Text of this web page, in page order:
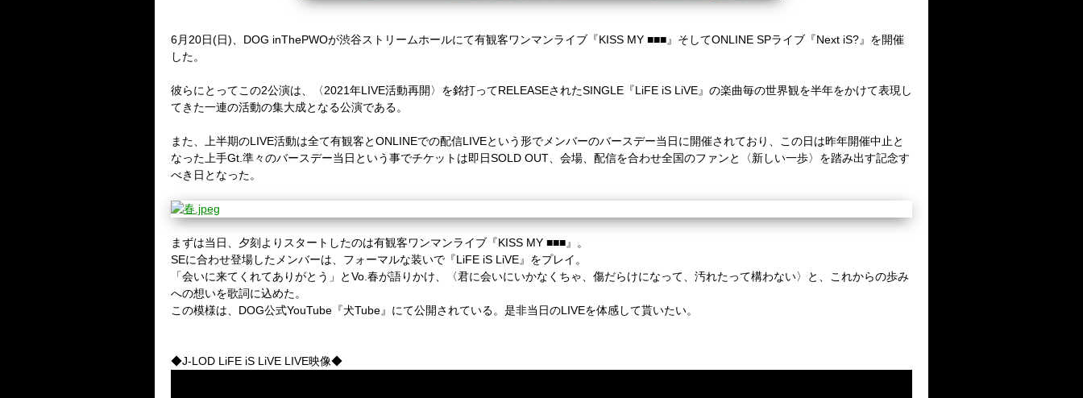
6月 20日(日) DOG inThePWOが渋谷ストリームホールにて有観客ワンマンライブ『KISS MY ■■■』そしてONLINE SPライブ『Next iS?』を開催
した。
彼らにとってこの2公演は、〈2021年LIVE活動再開〉を銘打ってRELEASEされたSINGLE 『LiFE iS LiVE』の楽曲毎の世界観を半年をかけて表現し
てきた一連の活動の集大成となる公演である。
また、上半期のLIVE活動は全て有観客とONLINEでの配信LIVEという形でメンバーのバースデー当日に開催されており、この日は昨年開催中止と
なった上手Gt. 準々のバースデー当日という事でチケットは即日SOLD OUT 、会場、配信を合わせ全国のファンと〈新しい一歩〉を踏み出す記念す
べき日となった。
まずは当日、夕刻よりスタートしたのは有観客ワンマンライブ『KISS MY ■■■』。
SEに合わせ登場したメンバーは、フォーマルな装いで『LiFE iS LiVE』をプレイ。
「会いに来てくれてありがとう」とVo. 春が語りかけ、〈君に会いにいかなくちゃ、傷だらけになって、汚れたって構わない〉と、これからの歩み
への想いを歌詞に込めた。
この模様は、 DOG公式YouTube 『犬Tube』にて公開されている。是非当日のLIVEを体感して貰いたい。
◆J-LOD LiFE iS LiVE LIVE映像◆